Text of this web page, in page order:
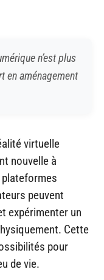
n’est plus
en aménagement
virtuelle
nouvelle à
plateformes
peuvent
expérimenter un
Cette
pour
de vie.